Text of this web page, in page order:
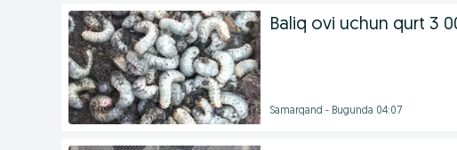
Baliq ovi uchun qurt 3
Samarqand - Bugunda 04:07